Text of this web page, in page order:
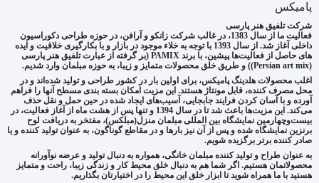
پامیکس
شرکت تلفیق هنر پارسی
فعالیت ما از سال 1383، در غالب شرکت زانکو و آرافن، در حوزه طراحی دکوراسیون
داخلی آغاز شد. از سال 1393 با توجه به خلاء موجود در بازار و با بکارگیری خلاقیت و ایده
های حاصل از فعالیت‌ها پیشین، با برند PAMIX (بر گرفته از عبارت تلفیق هنر پارسی
(Persian art mix)) و طریق خلق محصولات متمایز و زیبا، به حوزه مبلمان وارد شدیم.
اغلب محصولات هلدینگ پامیکس، برای اولین بار در کشور طراحی و تولید شده‌اند و در
محل مصرف کننده، قابل مونتاژ هستند. این مزیت امکان بسته بندی مسطح آنها را فراهم
آورده و با آسان کردن فرایند جابجایی، آسیب‌های ایجاد شده در حین حمل و نقل حذف
می‌کند. این مزیت‌ها باعث شد تا در سال 1394 و تنها پس از هشت ماه از آغاز فعالیت، در
بیست‌وچهارمین نمایشگاه بین المللی مبلمان منزل(مبلکس)، مفتخر به دریافت لوح
برنزین نمایشگاه شده و پس از آن نیز بارها و در مقاطع گوناگون، به عنوان تولید کننده و یا
صادر کننده برتر برگزیده شویم.
به عنوان طراح و تولید کننده مبلمان خانگی، همواره به دنبال تولید و عرضه نوآورانه
محصولاتمان هستیم. اگر شما هم به دنبال خلق محیط کار و زندگی زیبا، راحت و متمایز
هستید با ما همراه شوید تا ابزار خلق این محیط را در اختیارتان بگذاریم.